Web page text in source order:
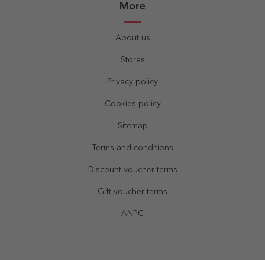
More
About us
Stores
Privacy policy
Cookies policy
Sitemap
Terms and conditions
Discount voucher terms
Gift voucher terms
ANPC